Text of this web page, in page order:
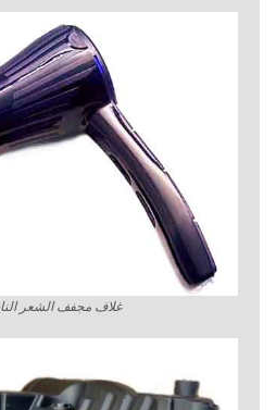
غلاف مجفف الشعر